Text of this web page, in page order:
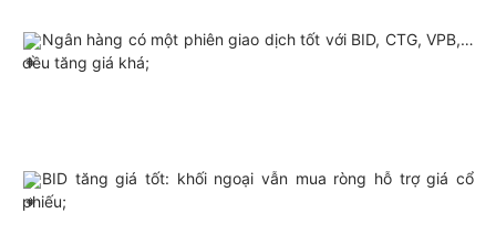
Ngân hàng có một phiên giao dịch tốt với BID, CTG, VPB,…
đều tăng giá khá;
BID tăng giá tốt: khối ngoại vẫn mua ròng hỗ trợ giá cổ
phiếu;